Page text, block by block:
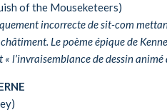
of the Mouseketeers)
incorrecte de sit-com
Le poème épique de
« l’invraisemblance de dessin